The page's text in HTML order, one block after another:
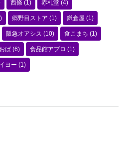
西條 (1) 赤札堂 (4)
郷野目ストア (1) 鎌倉屋 (1)
阪急オアシス (10) 食こまち (1)
ば (6) 食品館アプロ (1)
ヨー (1)